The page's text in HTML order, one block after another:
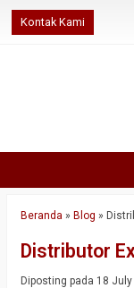
Kontak Kami
Beranda » Blog »
Distributor
Diposting pada 18